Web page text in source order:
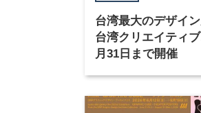
台湾最大のデザイ
台湾クリエイティ
月31日まで開催